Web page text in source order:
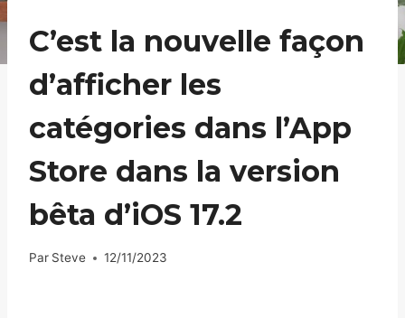
C’est la nouvelle façon
d’afficher les
catégories dans l’App
Store dans la version
bêta d’iOS 17.2
Par Steve 12/11/2023